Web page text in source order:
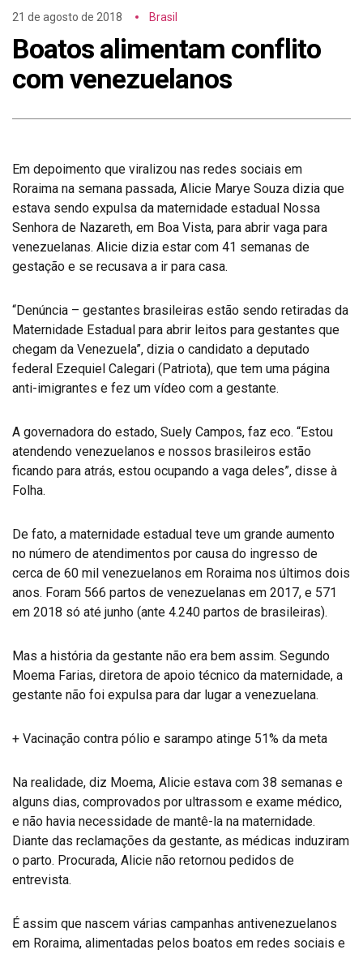
21 de agosto de 2018 Brasil
Boatos alimentam conflito
com venezuelanos
Em depoimento que viralizou nas redes sociais em
Roraima na semana passada, Alicie Marye Souza dizia que
estava sendo expulsa da maternidade estadual Nossa
Senhora de Nazareth, em Boa Vista, para abrir vaga para
venezuelanas. Alicie dizia estar com 41 semanas de
gestação e se recusava a ir para casa.
“Denúncia – gestantes brasileiras estão sendo retiradas da
Maternidade Estadual para abrir leitos para gestantes que
chegam da Venezuela”, dizia o candidato a deputado
federal Ezequiel Calegari (Patriota), que tem uma página
anti-imigrantes e fez um vídeo com a gestante.
A governadora do estado, Suely Campos, faz eco. “Estou
atendendo venezuelanos e nossos brasileiros estão
ficando para atrás, estou ocupando a vaga deles”, disse à
Folha.
De fato, a maternidade estadual teve um grande aumento
no número de atendimentos por causa do ingresso de
cerca de 60 mil venezuelanos em Roraima nos últimos dois
anos. Foram 566 partos de venezuelanas em 2017, e 571
em 2018 só até junho (ante 4.240 partos de brasileiras).
Mas a história da gestante não era bem assim. Segundo
Moema Farias, diretora de apoio técnico da maternidade, a
gestante não foi expulsa para dar lugar a venezuelana.
+ Vacinação contra pólio e sarampo atinge 51% da meta
Na realidade, diz Moema, Alicie estava com 38 semanas e
alguns dias, comprovados por ultrassom e exame médico,
e não havia necessidade de mantê-la na maternidade.
Diante das reclamações da gestante, as médicas induziram
o parto. Procurada, Alicie não retornou pedidos de
entrevista.
É assim que nascem várias campanhas antivenezuelanos
em Roraima, alimentadas pelos boatos em redes sociais e